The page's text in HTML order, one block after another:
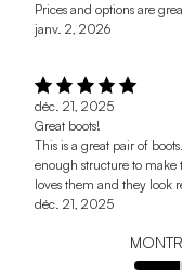
Prices and options are
janv. 2, 2026
déc. 21, 2025
Great boots!
This is a great pair of
enough structure to
loves them and they look
déc. 21, 2025